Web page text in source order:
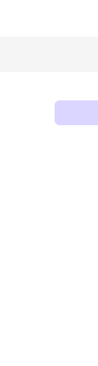
루션, 이를 필요로 하